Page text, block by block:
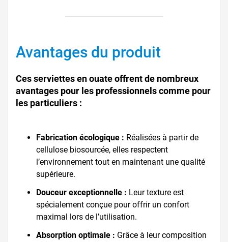
Avantages du produit
Ces serviettes en ouate offrent de nombreux
avantages pour les professionnels comme pour
les particuliers :
Fabrication écologique : Réalisées à partir de
cellulose biosourcée, elles respectent
l’environnement tout en maintenant une qualité
supérieure.
Douceur exceptionnelle : Leur texture est
spécialement conçue pour offrir un confort
maximal lors de l’utilisation.
Absorption optimale : Grâce à leur composition